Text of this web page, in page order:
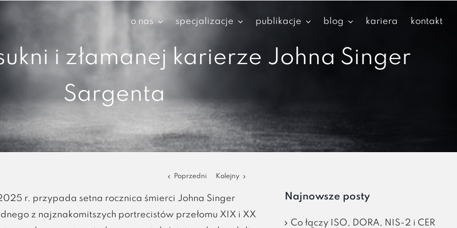
o nas specjalizacje publikacje blog kariera kontakt
i złamanej karierze Johna Singer
Sargenta
Poprzedni Kolejny
r. przypada setna rocznica śmierci Johna Singer
z najznakomitszych portrecistów przełomu XIX i XX
Najnowsze posty
Co łączy ISO, DORA, NIS-2 i CER